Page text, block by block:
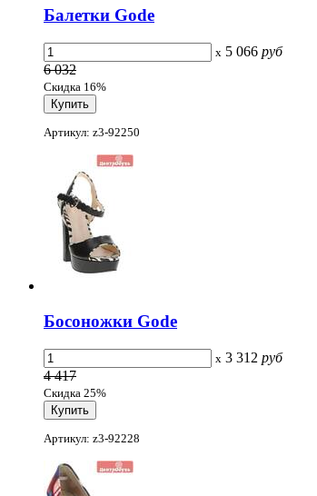
Балетки Gode
x 5 066 руб
6 032
Скидка 16%
Артикул: z3-92250
Босоножки Gode
x 3 312 руб
4 417
Скидка 25%
Артикул: z3-92228